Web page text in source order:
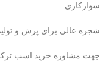
سوارکاری.
شجره عالی برای پرش و
جهت مشاوره خرید اسب ترکمن و